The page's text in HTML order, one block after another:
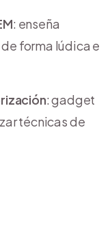
: enseña
forma lúdica e
: gadget
técnicas de